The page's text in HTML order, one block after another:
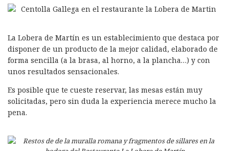
La Lobera de Martín es un establecimiento que destaca por
disponer de un producto de la mejor calidad, elaborado de
forma sencilla (a la brasa, al horno, a la plancha…) y con
unos resultados sensacionales.
Es posible que te cueste reservar, las mesas están muy
solicitadas, pero sin duda la experiencia merece mucho la
pena.